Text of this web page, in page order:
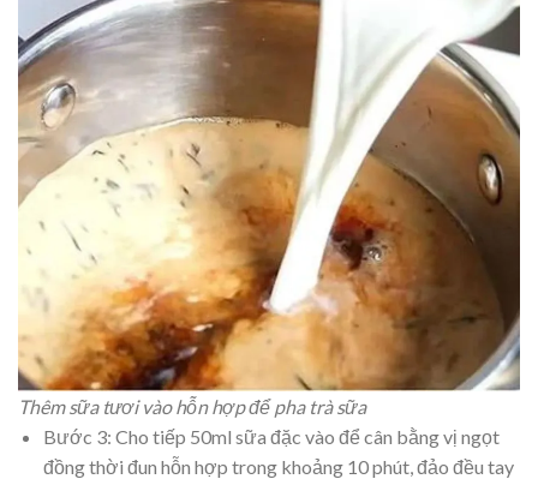
Thêm sữa tươi vào hỗn hợp để pha trà sữa
Bước 3: Cho tiếp 50ml sữa đặc vào để cân bằng vị ngọt
đồng thời đun hỗn hợp trong khoảng 10 phút, đảo đều tay